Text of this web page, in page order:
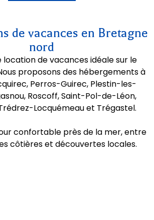
de vacances en Bretagne
nord
location de vacances idéale sur le
proposons des hébergements à
, Perros-Guirec, Plestin-les-
Roscoff,Saint-Pol-de-Léon,
Locquémeau et Trégastel.
confortable près de la mer, entre
côtières et découvertes locales.